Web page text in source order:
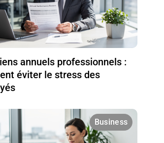
annuels professionnels :
éviter le stress des
Business